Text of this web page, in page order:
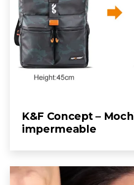
K&F Concept –
impermeable